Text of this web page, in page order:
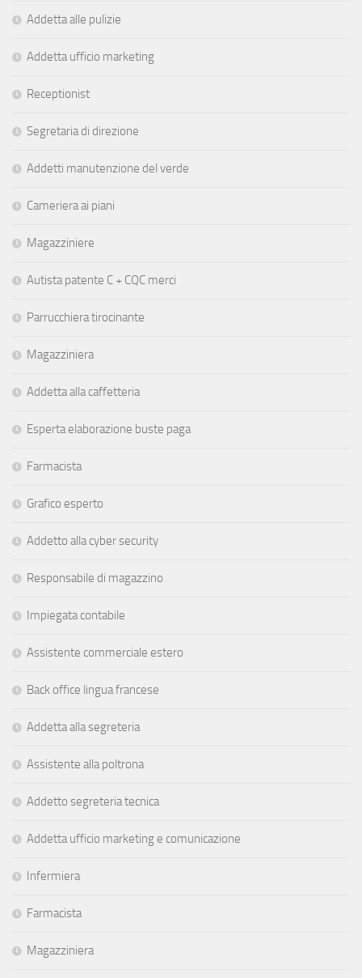
Addetta alle pulizie
Addetta ufficio marketing
Receptionist
Segretaria di direzione
Addetti manutenzione del verde
Cameriera ai piani
Magazziniere
Autista patente C + CQC merci
Parrucchiera tirocinante
Magazziniera
Addetta alla caffetteria
Esperta elaborazione buste paga
Farmacista
Grafico esperto
Addetto alla cyber security
Responsabile di magazzino
Impiegata contabile
Assistente commerciale estero
Back office lingua francese
Addetta alla segreteria
Assistente alla poltrona
Addetto segreteria tecnica
Addetta ufficio marketing e comunicazione
Infermiera
Farmacista
Magazziniera